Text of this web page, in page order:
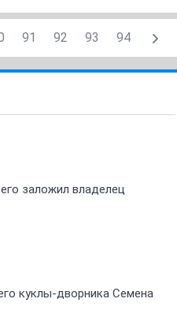
91 92 93 94
заложил владелец
куклы-дворника Семена